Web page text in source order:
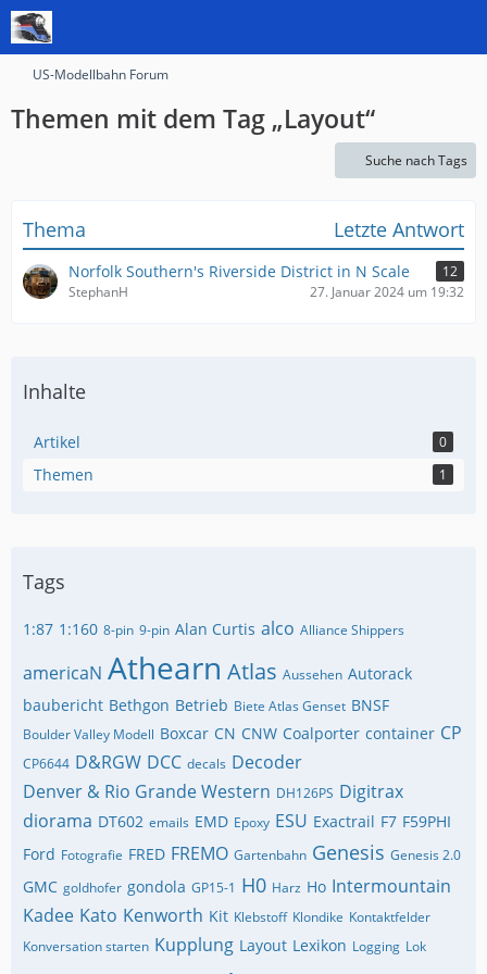
US-Modellbahn Forum
Themen mit dem Tag „Layout“
Suche nach Tags
Thema Letzte Antwort
Norfolk Southern's Riverside District in N Scale
12
StephanH
27. Januar 2024 um 19:32
Inhalte
Artikel 0
Themen 1
Tags
1:87 1:160 8-pin 9-pin Alan Curtis alco Alliance Shippers
americaN Athearn Atlas Aussehen Autorack
baubericht Bethgon Betrieb Biete Atlas Genset BNSF
Boulder Valley Modell Boxcar CN CNW Coalporter container CP
CP6644 D&RGW DCC decals Decoder
Denver & Rio Grande Western DH126PS Digitrax
diorama DT602 emails EMD Epoxy ESU Exactrail F7 F59PHI
Ford Fotografie FRED FREMO Gartenbahn Genesis Genesis 2.0
GMC goldhofer gondola GP15-1 H0 Harz Ho Intermountain
Kadee Kato Kenworth Kit Klebstoff Klondike Kontaktfelder
Konversation starten Kupplung Layout Lexikon Logging Lok